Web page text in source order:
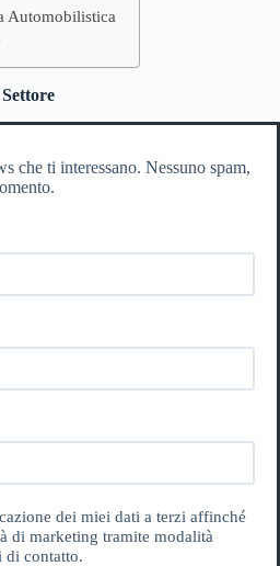
Automobilistica
che ti interessano. Nessuno spam,
dei miei dati a terzi affinché
di marketing tramite modalità
di contatto.